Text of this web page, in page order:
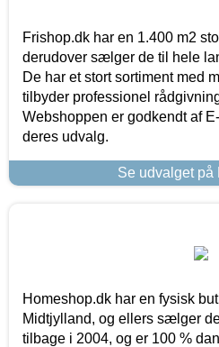
Frishop.dk har en 1.400 m2
derudover sælger de til hele
De har et stort sortiment med
tilbyder professionel
Webshoppen er godkendt af
deres udvalg.
Se udvalget på
Homeshop.dk har en fysisk
Midtjylland, og ellers sælger
tilbage i 2004, og er 100 %